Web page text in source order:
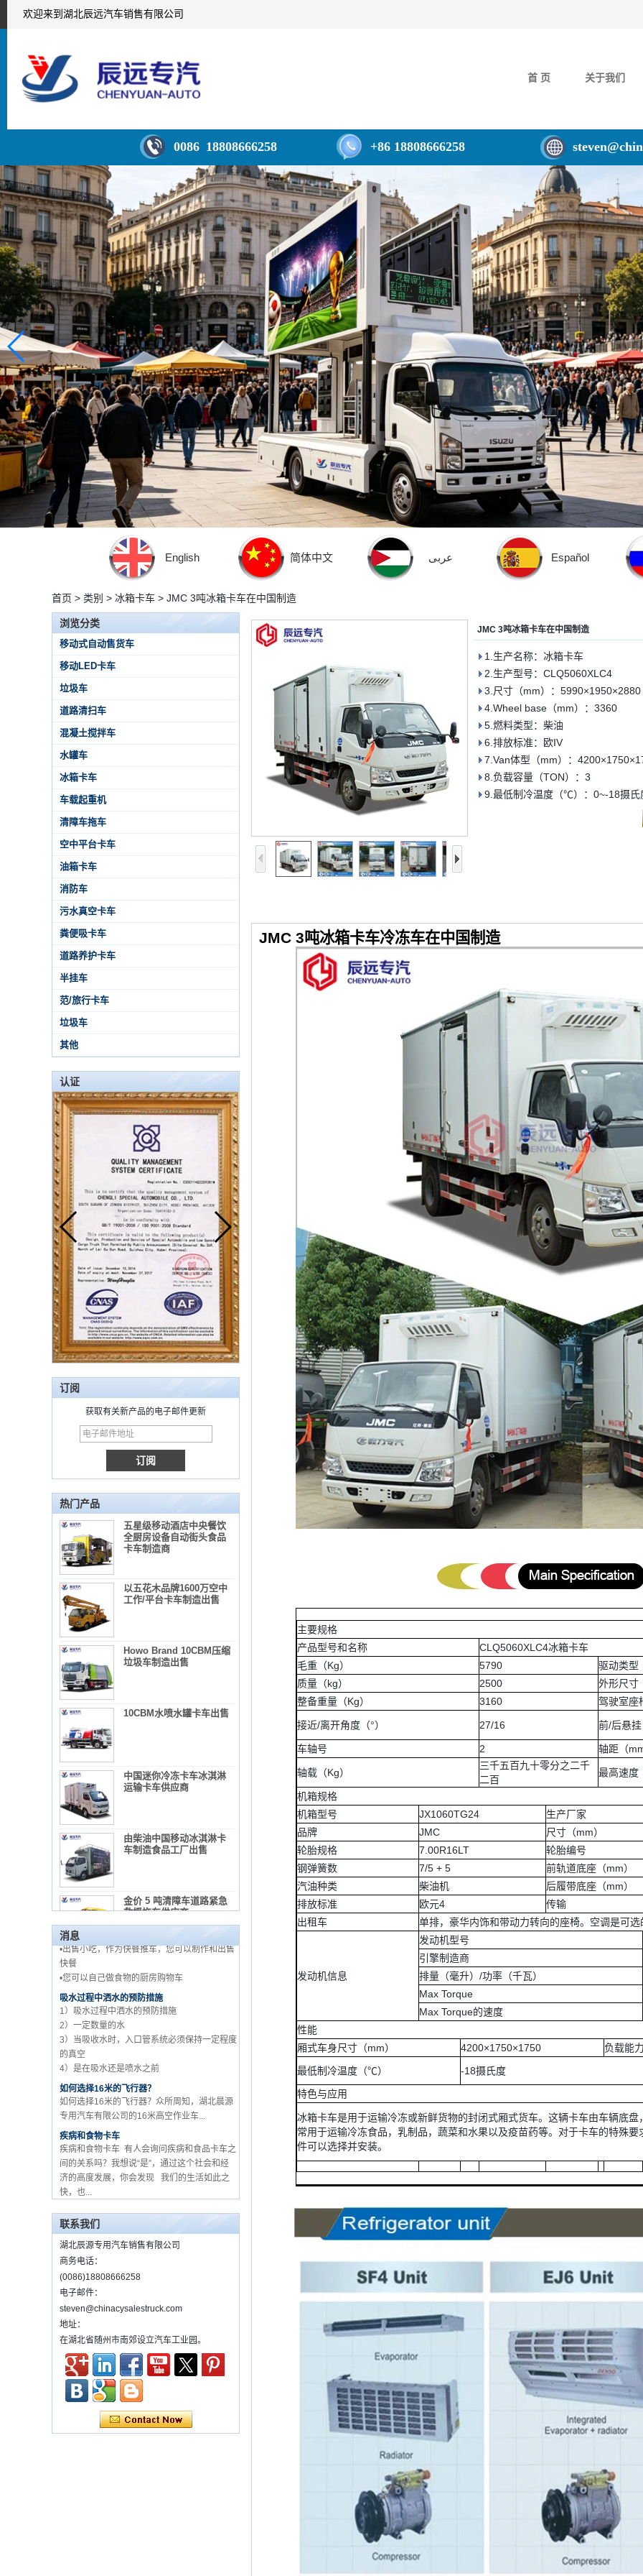
欢迎来到湖北辰远汽车销售有限公司
首 页 关于我们
0086 18808666258 +86 18808666258
English 简体中文 عربى Español
首页 > 类别 > 冰箱卡车 > JMC 3吨冰箱卡车在中国制造
浏览分类
移动式自动售货车
移动LED卡车
垃圾车
道路清扫车
混凝土搅拌车
水罐车
冰箱卡车
车载起重机
清障车拖车
空中平台卡车
油箱卡车
消防车
污水真空卡车
粪便吸卡车
道路养护卡车
半挂车
范/旅行卡车
垃圾车
其他
认证
订阅
获取有关新产品的电子邮件更新
热门产品
五星级移动酒店中央餐饮
全厨房设备自动街头食品
卡车制造商
以五花木品牌1600万空中
工作/平台卡车制造出售
Howo Brand 10CBM压缩
垃圾车制造出售
10CBM水喷水罐卡车出售
中国迷你冷冻卡车冰淇淋
运输卡车供应商
由柴油中国移动冰淇淋卡
车制造食品工厂出售
金价 5 吨清障车道路紧急
救援拖车供应商
货车卡车供应商在中国
消息
使用混凝土搅拌机卡车所需的法规和预防措施
1）混凝土搅拌机卡车列表：
2）广告教师的管理要求
3）使用混凝土搅拌机卡车的录音
维护冷藏车辆的几项常见维护措施。
概括：
•出售小吃，作为快餐推车，您可以制作和出售
快餐
•您可以自己做食物的厨房购物车
吸水过程中洒水的预防措施
2）一定数量的水
3）当吸收水时，入口管系统必须保持一定程度
的真空
4）是在吸水还是喷水之前
如何选择16米的飞行器？
专用汽车有限公司的16米高空作业车...
疾病和食物卡车
间的关系吗？我想说“是”，通过这个社会和经
济的高度发展，你会发现 我们的生活如此之
快，也...
关于如何购买食品卡车和设备？
流动食品车，作为一个新的卡车从2015年的开
始时，由于其经济efficien ...
如何用起重机选择卡车MOUNETD？
汽车起重机是设备，它通过液压升降和伸缩系
统来实现起重，旋转和升降设备的货物。通常
它装在卡车上。 许多类型和尺寸的起重机已经
被使用，其中最...
污水处理车介绍
污水处理车是专门为化粪池处理而开发的新型
号。它已获得多项国家专利。车辆可以直接将
污水从化粪池分离到舱内进行分离和压缩，
为什么中国每年都会发生很多交通事故？
为什么中国每年都会发生很多交通事故？关于
交通事故，每年都会有许多...
多功能除尘器的操作步骤
Ø多功能除尘器的操作步骤
联系我们
湖北辰源专用汽车销售有限公司
商务电话：
(0086)18808666258
电子邮件：
steven@chinacysalestruck.com
地址：
在湖北省随州市南郊设立汽车工业园。
JMC 3吨冰箱卡车在中国制造
1.生产名称：冰箱卡车
2.生产型号：CLQ5060XLC4
3.尺寸（mm）：5990×1950×2880
4.Wheel base（mm）：3360
5.燃料类型：柴油
6.排放标准：欧IV
7.Van体型（mm）：
8.负载容量（TON）：3
9.最低制冷温度（℃）：0~-18摄氏
JMC 3吨冰箱卡车冷冻车在中国制造
主要规格
产品型号和名称
CLQ5060XLC4冰箱卡车
毛重（Kg）
5790 驱动类型
质量（kg）
2500 外形尺寸
整备重量（Kg）
3160 驾驶室座
接近/离开角度（°） 27/16 前/后悬挂
车轴号
2 轴距（mm
轴载（Kg）
三千五百九十零分之二千
二百
最高速度
机箱规格
机箱型号
JX1060TG24 生产厂家
品牌
JMC 尺寸（mm）
轮胎规格
7.00R16LT 轮胎编号
钢弹簧数
7/5 + 5 前轨道底座（mm）
汽油种类
柴油机 后履带底座（mm）
排放标准
欧元4 传输
出租车
单排，豪华内饰和带动力转向的座椅。空调是可选
发动机信息
发动机型号
引擎制造商
排量（毫升）/功率（千瓦）
Max Torque
Max Torque的速度
性能
厢式车身尺寸（mm）
4200×1750×1750 负载能
最低制冷温度（℃）
-18摄氏度
特色与应用
冰箱卡车是用于运输冷冻或新鲜货物的封闭式厢式货车。这辆卡车由车辆底
常用于运输冷冻食品，乳制品，蔬菜和水果以及疫苗药等。对于卡车的特殊
件可以选择并安装。